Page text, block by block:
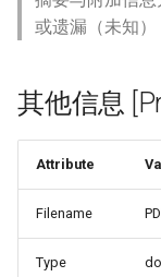
或遗漏（未知）
其他信息
Attribute
Filename
Type